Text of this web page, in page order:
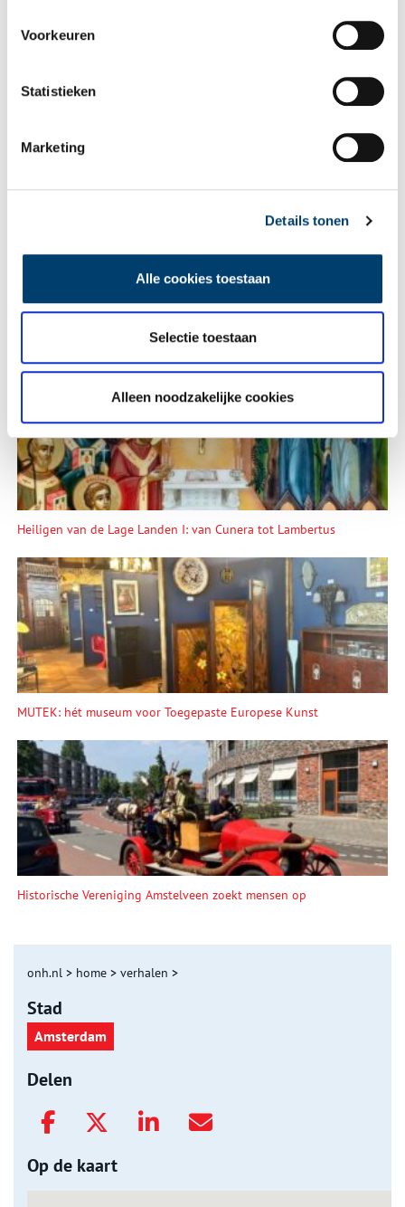
Voorkeuren
Statistieken
Marketing
Details tonen
Alle cookies toestaan
Selectie toestaan
Alleen noodzakelijke cookies
Vereiste velden zijn gemarkeerd met *. Het e-mailadres wordt niet
Naam*
Lees meer verhalen
Heiligen van de Lage Landen I: van Cunera tot Lambertus
MUTEK: hét museum voor Toegepaste Europese Kunst
Historische Vereniging Amstelveen zoekt mensen op
onh.nl > home > verhalen >
Stad
Amsterdam
Delen
Op de kaart